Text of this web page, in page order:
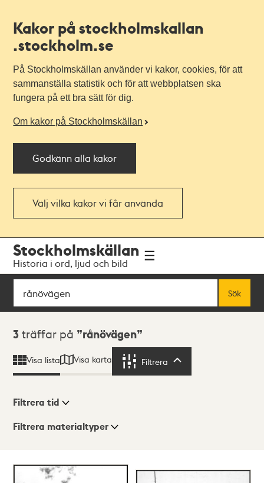
Kakor på stockholmskallan
.stockholm.se
På Stockholmskällan använder vi kakor, cookies, för att
sammanställa statistik och för att webbplatsen ska
fungera på ett bra sätt för dig.
Om kakor på Stockholmskällan
Godkänn alla kakor
Välj vilka kakor vi får använda
navigationen
huvudinnehållet
Stockholmskällan
Historia i ord, ljud och bild
Sök
Sök
Sökresultat
3 träffar på rånövägen
Visa lista Visa karta Filtrera
Visningsläge
Karta
Filtrera tid
Filtrera materialtyper